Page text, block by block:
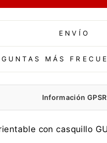
ENVÍO
MÁS
Información GPSR
Korfantego 7,
con casquillo